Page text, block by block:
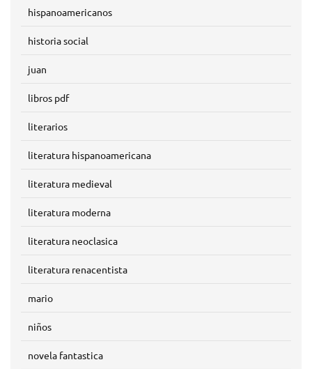
hispanoamericanos
historia social
juan
libros pdf
literarios
literatura hispanoamericana
literatura medieval
literatura moderna
literatura neoclasica
literatura renacentista
mario
niños
novela fantastica